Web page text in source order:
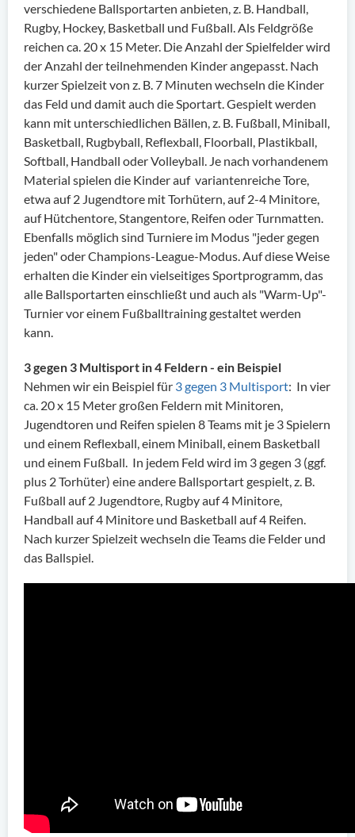
verschiedene Ballsportarten anbieten, z. B. Handball,
Rugby, Hockey, Basketball und Fußball. Als Feldgröße
reichen ca. 20 x 15 Meter. Die Anzahl der Spielfelder wird
der Anzahl der teilnehmenden Kinder angepasst. Nach
kurzer Spielzeit von z. B. 7 Minuten wechseln die Kinder
das Feld und damit auch die Sportart. Gespielt werden
kann mit unterschiedlichen Bällen, z. B. Fußball, Miniball,
Basketball, Rugbyball, Reflexball, Floorball, Plastikball,
Softball, Handball oder Volleyball. Je nach vorhandenem
Material spielen die Kinder auf variantenreiche Tore,
etwa auf 2 Jugendtore mit Torhütern, auf 2-4 Minitore,
auf Hütchentore, Stangentore, Reifen oder Turnmatten.
Ebenfalls möglich sind Turniere im Modus "jeder gegen
jeden" oder Champions-League-Modus. Auf diese Weise
erhalten die Kinder ein vielseitiges Sportprogramm, das
alle Ballsportarten einschließt und auch als "Warm-Up"-
Turnier vor einem Fußballtraining gestaltet werden
kann.
3 gegen 3 Multisport in 4 Feldern - ein Beispiel
Nehmen wir ein Beispiel für 3 gegen 3 Multisport: In vier
ca. 20 x 15 Meter großen Feldern mit Minitoren,
Jugendtoren und Reifen spielen 8 Teams mit je 3 Spielern
und einem Reflexball, einem Miniball, einem Basketball
und einem Fußball. In jedem Feld wird im 3 gegen 3 (ggf.
plus 2 Torhüter) eine andere Ballsportart gespielt, z. B.
Fußball auf 2 Jugendtore, Rugby auf 4 Minitore,
Handball auf 4 Minitore und Basketball auf 4 Reifen.
Nach kurzer Spielzeit wechseln die Teams die Felder und
das Ballspiel.